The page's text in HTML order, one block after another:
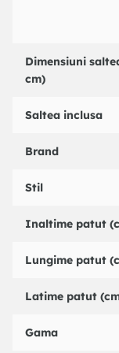
Acest
directivele
Dimensiuni
Inaltime nivel
Inaltime nivelul
Greutate: 21 kg.
Dimensiuni
cm)
Saltea inclusa
Brand
Stil
Inaltime patut
Lungime patut
Latime patut
Gama